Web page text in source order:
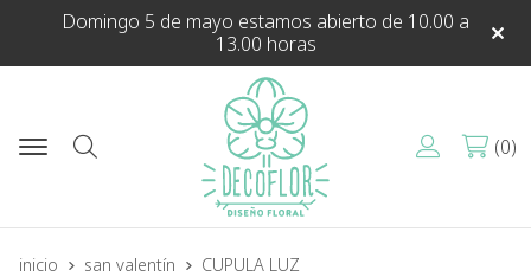
Domingo 5 de mayo estamos abierto de 10.00 a
13.00 horas
Buscar
0
inicio san valentín CUPULA LUZ